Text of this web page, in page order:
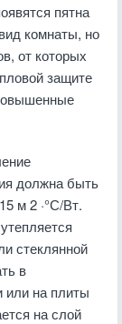
пятна
комнаты, но
от которых
защите
должна быть
м 2 ·°С/Вт.
утепляется
стеклянной
в
или на плиты
на слой